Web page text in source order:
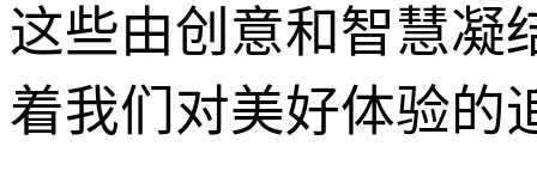
这些由创意和智慧凝
着我们对美好体验的